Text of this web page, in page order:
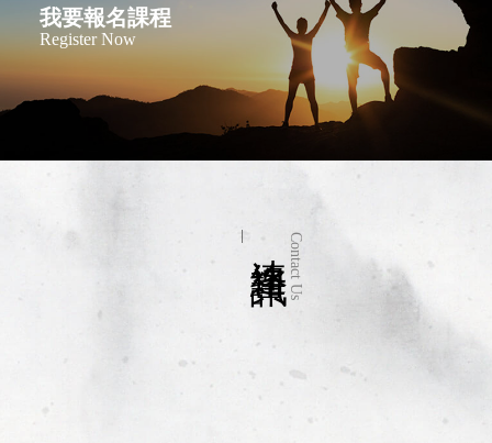
我要報名課程
Register Now
Contact Us